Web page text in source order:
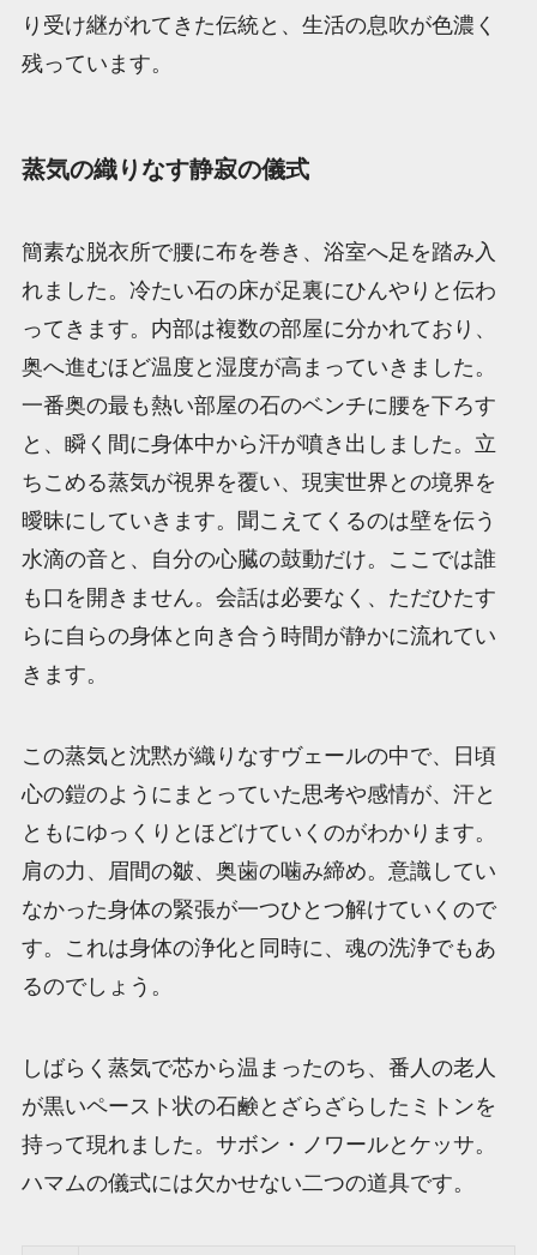
り受け継がれてきた伝統と、生活の息吹が色濃く
残っています。
蒸気の織りなす静寂の儀式
簡素な脱衣所で腰に布を巻き、浴室へ足を踏み入
れました。冷たい石の床が足裏にひんやりと伝わ
ってきます。内部は複数の部屋に分かれており、
奥へ進むほど温度と湿度が高まっていきました。
一番奥の最も熱い部屋の石のベンチに腰を下ろす
と、瞬く間に身体中から汗が噴き出しました。立
ちこめる蒸気が視界を覆い、現実世界との境界を
曖昧にしていきます。聞こえてくるのは壁を伝う
水滴の音と、自分の心臓の鼓動だけ。ここでは誰
も口を開きません。会話は必要なく、ただひたす
らに自らの身体と向き合う時間が静かに流れてい
きます。
この蒸気と沈黙が織りなすヴェールの中で、日頃
心の鎧のようにまとっていた思考や感情が、汗と
ともにゆっくりとほどけていくのがわかります。
肩の力、眉間の皺、奥歯の噛み締め。意識してい
なかった身体の緊張が一つひとつ解けていくので
す。これは身体の浄化と同時に、魂の洗浄でもあ
るのでしょう。
しばらく蒸気で芯から温まったのち、番人の老人
が黒いペースト状の石鹸とざらざらしたミトンを
持って現れました。サボン・ノワールとケッサ。
ハマムの儀式には欠かせない二つの道具です。